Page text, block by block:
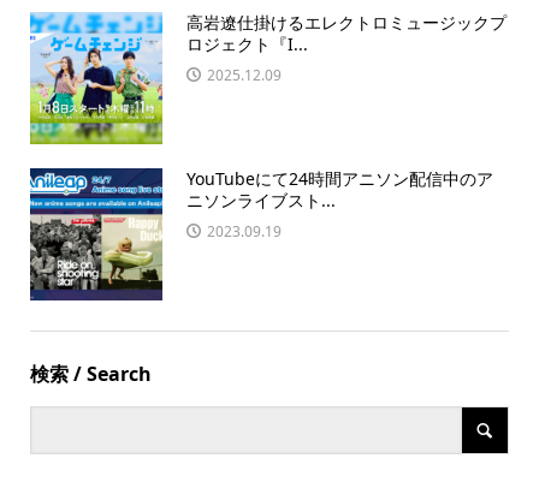
高岩遼仕掛けるエレクトロミュージックプ
ロジェクト『I...
2025.12.09
YouTubeにて24時間アニソン配信中のア
ニソンライブスト...
2023.09.19
検索 / Search